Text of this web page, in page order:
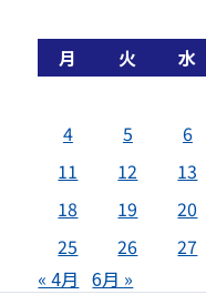
月
火 水
4
5 6
11
12 13
18
19 20
25
26 27
« 4月
6月 »